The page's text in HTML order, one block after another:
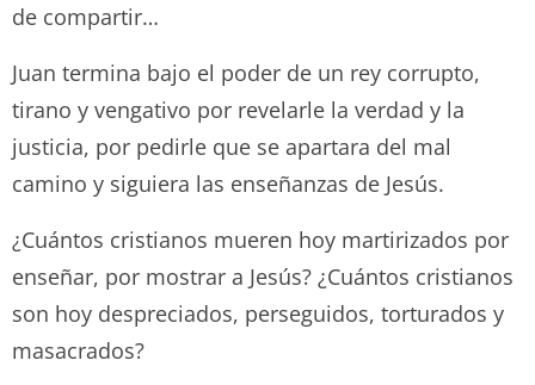
de compartir…
Juan termina bajo el poder de un rey corrupto,
tirano y vengativo por revelarle la verdad y la
justicia, por pedirle que se apartara del mal
camino y siguiera las enseñanzas de Jesús.
¿Cuántos cristianos mueren hoy martirizados por
enseñar, por mostrar a Jesús? ¿Cuántos cristianos
son hoy despreciados, perseguidos, torturados y
masacrados?